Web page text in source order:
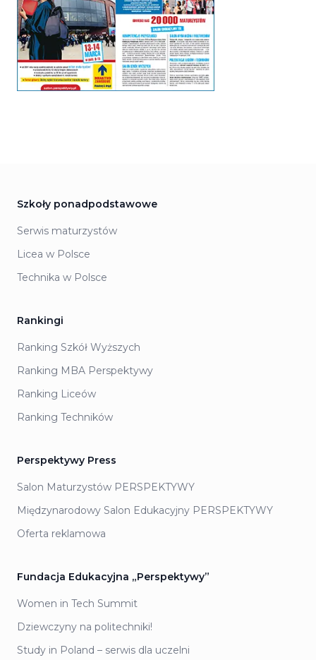
Szkoły ponadpodstawowe
Serwis maturzystów
Licea w Polsce
Technika w Polsce
Rankingi
Ranking Szkół Wyższych
Ranking MBA Perspektywy
Ranking Liceów
Ranking Techników
Perspektywy Press
Salon Maturzystów PERSPEKTYWY
Międzynarodowy Salon Edukacyjny PERSPEKTYWY
Oferta reklamowa
Fundacja Edukacyjna „Perspektywy”
Women in Tech Summit
Dziewczyny na politechniki!
Study in Poland – serwis dla uczelni